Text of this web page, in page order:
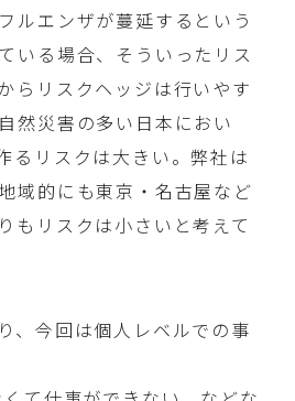
ルエンザが蔓延するという
いる場合、そういったリス
らリスクヘッジは行いやす
然災害の多い日本におい
るリスクは大きい。弊社は
域的にも東京・名古屋など
もリスクは小さいと考えて
、今回は個人レベルでの事